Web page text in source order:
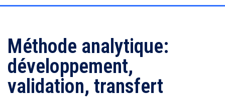
Méthode analytique:
développement,
validation, transfert